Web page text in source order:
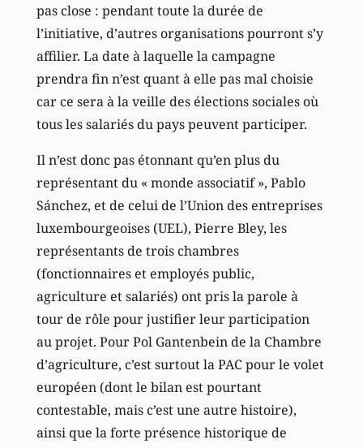
pas close : pendant toute la durée de
l’initiative, d’autres organisations pourront s’y
affilier. La date à laquelle la campagne
prendra fin n’est quant à elle pas mal choisie
car ce sera à la veille des élections sociales où
tous les salariés du pays peuvent participer.
Il n’est donc pas étonnant qu’en plus du
représentant du « monde associatif », Pablo
Sánchez, et de celui de l’Union des entreprises
luxembourgeoises (UEL), Pierre Bley, les
représentants de trois chambres
(fonctionnaires et employés public,
agriculture et salariés) ont pris la parole à
tour de rôle pour justifier leur participation
au projet. Pour Pol Gantenbein de la Chambre
d’agriculture, c’est surtout la PAC pour le volet
européen (dont le bilan est pourtant
contestable, mais c’est une autre histoire),
ainsi que la forte présence historique de